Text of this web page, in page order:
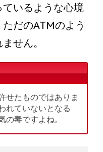
いるような心境
だのATMのよう
せん。
せたものではありま
れていないとなる
の毒ですよね。